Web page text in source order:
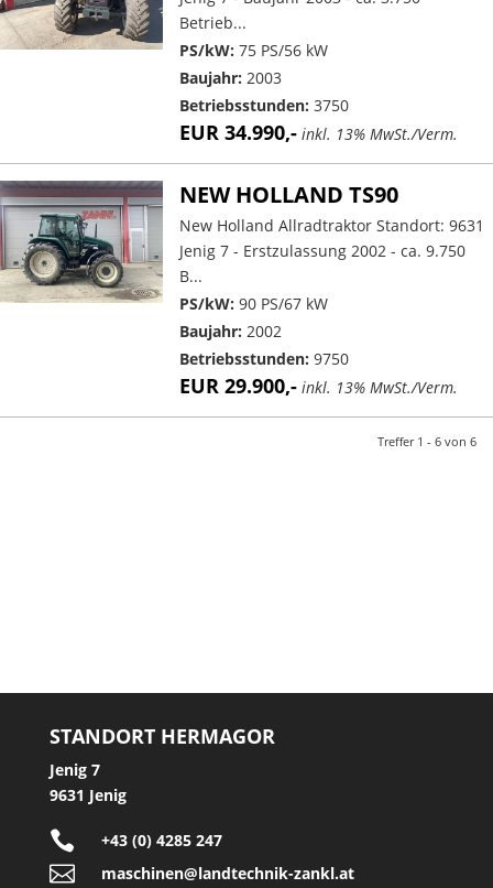
Betrieb...
PS/kW: 75 PS/56 kW
Baujahr: 2003
Betriebsstunden: 3750
EUR 34.990,- inkl. 13% MwSt./Verm.
NEW HOLLAND TS90
New Holland Allradtraktor Standort: 9631
Jenig 7 - Erstzulassung 2002 - ca. 9.750
B...
PS/kW: 90 PS/67 kW
Baujahr: 2002
Betriebsstunden: 9750
EUR 29.900,- inkl. 13% MwSt./Verm.
Treffer 1 - 6 von 6
STANDORT HERMAGOR
Jenig 7
9631 Jenig
 +43 (0) 4285 247
 maschinen@landtechnik-zankl.at